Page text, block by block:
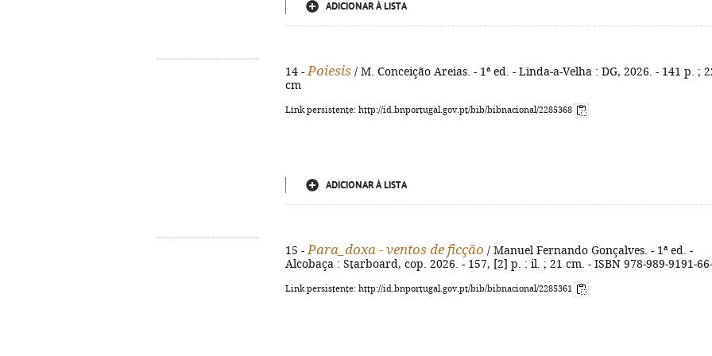
ADICIONAR À LISTA
14 - Poiesis / M. Conceição Areias. - 1ª ed. - Linda-a-Velha : DG, 2026. - 141 p. ;
cm
Link persistente: http://id.bnportugal.gov.pt/bib/bibnacional/2285368
ADICIONAR À LISTA
15 - Para_doxa - ventos de ficção / Manuel Fernando Gonçalves. - 1ª ed. -
Alcobaça : Starboard, cop. 2026. - 157, [2] p. : il. ; 21 cm. - ISBN 978-989-9191-
Link persistente: http://id.bnportugal.gov.pt/bib/bibnacional/2285361